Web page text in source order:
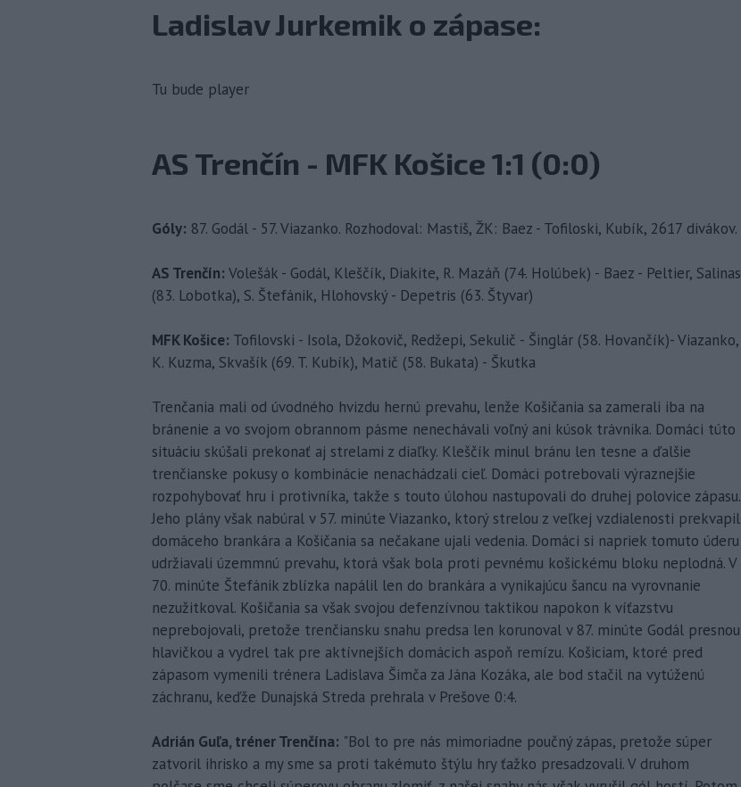
Ladislav Jurkemik o zápase:
Tu bude player
AS Trenčín - MFK Košice 1:1 (0:0)
Góly: 87. Godál - 57. Viazanko. Rozhodoval: Mastiš, ŽK: Baez - Tofiloski, Kubík, 2617 divákov.
AS Trenčín: Volešák - Godál, Kleščík, Diakite, R. Mazáň (74. Holúbek) - Baez - Peltier, Salinas
(83. Lobotka), S. Štefánik, Hlohovský - Depetris (63. Štyvar)
MFK Košice: Tofilovski - Isola, Džokovič, Redžepi, Sekulič - Šinglár (58. Hovančík)- Viazanko,
K. Kuzma, Skvašík (69. T. Kubík), Matič (58. Bukata) - Škutka
Trenčania mali od úvodného hvizdu hernú prevahu, lenže Košičania sa zamerali iba na
bránenie a vo svojom obrannom pásme nenechávali voľný ani kúsok trávnika. Domáci túto
situáciu skúšali prekonať aj strelami z diaľky. Kleščík minul bránu len tesne a ďalšie
trenčianske pokusy o kombinácie nenachádzali cieľ. Domáci potrebovali výraznejšie
rozpohybovať hru i protivníka, takže s touto úlohou nastupovali do druhej polovice zápasu.
Jeho plány však nabúral v 57. minúte Viazanko, ktorý strelou z veľkej vzdialenosti prekvapil
domáceho brankára a Košičania sa nečakane ujali vedenia. Domáci si napriek tomuto úderu
udržiavali územmnú prevahu, ktorá však bola proti pevnému košickému bloku neplodná. V
70. minúte Štefánik zblízka napálil len do brankára a vynikajúcu šancu na vyrovnanie
nezužitkoval. Košičania sa však svojou defenzívnou taktikou napokon k víťazstvu
neprebojovali, pretože trenčiansku snahu predsa len korunoval v 87. minúte Godál presnou
hlavičkou a vydrel tak pre aktívnejších domácich aspoň remízu. Košiciam, ktoré pred
zápasom vymenili trénera Ladislava Šimča za Jána Kozáka, ale bod stačil na vytúženú
záchranu, keďže Dunajská Streda prehrala v Prešove 0:4.
Adrián Guľa, tréner Trenčína: "Bol to pre nás mimoriadne poučný zápas, pretože súper
zatvoril ihrisko a my sme sa proti takémuto štýlu hry ťažko presadzovali. V druhom